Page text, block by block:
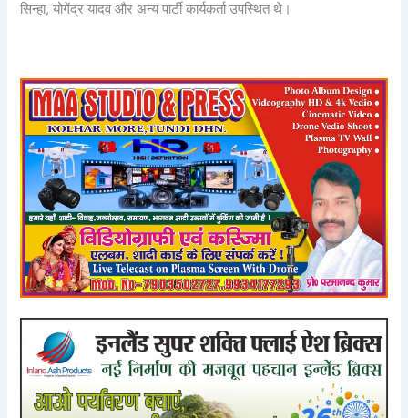
सिन्हा, योगेंद्र यादव और अन्य पार्टी कार्यकर्ता उपस्थित थे।